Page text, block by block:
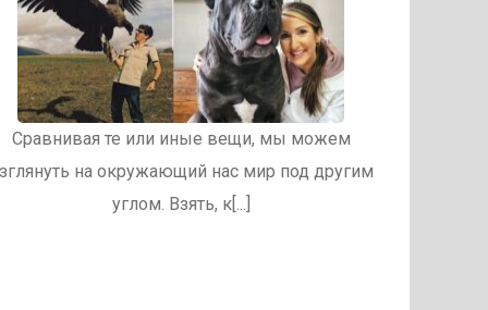
Сравнивая те или иные вещи, мы можем
на окружающий нас мир под другим
углом. Взять, к[...]